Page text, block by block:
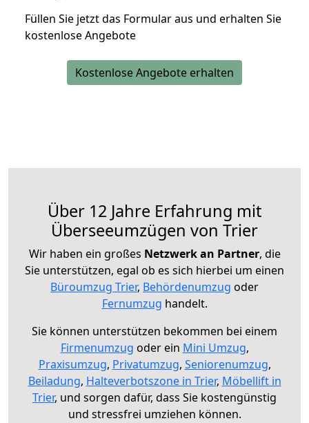
Füllen Sie jetzt das Formular aus und erhalten Sie
kostenlose Angebote
Kostenlose Angebote erhalten
Über 12 Jahre Erfahrung mit
Überseeumzügen von Trier
Wir haben ein großes Netzwerk an Partner, die
Sie unterstützen, egal ob es sich hierbei um einen
Büroumzug Trier, Behördenumzug oder
Fernumzug handelt.
Sie können unterstützen bekommen bei einem
Firmenumzug oder ein Mini Umzug,
Praxisumzug, Privatumzug, Seniorenumzug,
Beiladung, Halteverbotszone in Trier, Möbellift in
Trier, und sorgen dafür, dass Sie kostengünstig
und stressfrei umziehen können.